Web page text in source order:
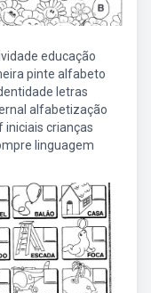
educação
pinte alfabeto
letras
alfabetização
iniciais crianças
linguagem